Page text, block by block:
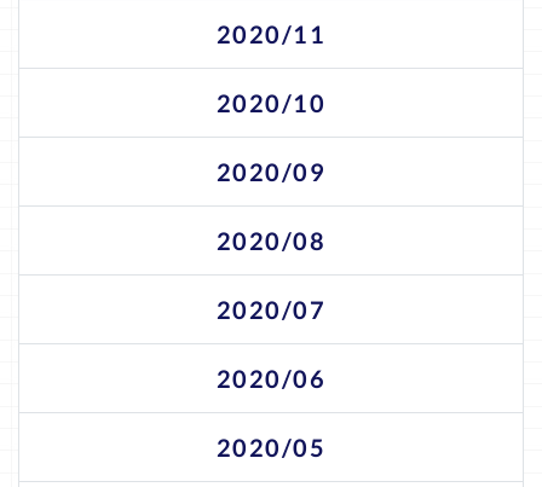
2020/11
2020/10
2020/09
2020/08
2020/07
2020/06
2020/05